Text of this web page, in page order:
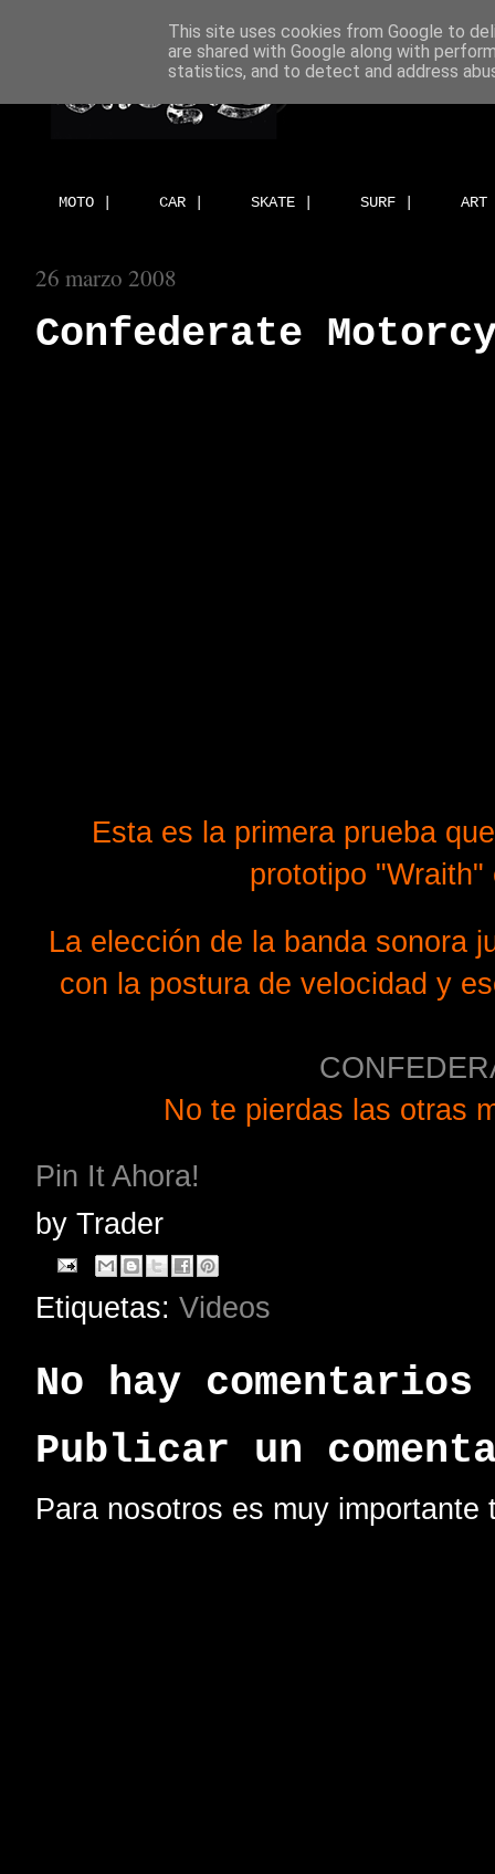
MOTO | CAR | SKATE | SURF |
26 marzo 2008
Confederate
Esta es la primera prueba
prototipo
La elección de la banda sonora
con la postura de velocidad y
No te pierdas las otras
Pin It Ahora!
by Trader
Etiquetas: Videos
No hay
Publicar un
Para nosotros es muy
This site uses cookies from Google to
are shared with Google along with
statistics, and to detect and address